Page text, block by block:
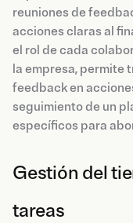
reuniones de
acciones claras al
el rol de cada
la empresa, permite
feedback en
seguimiento de un
específicos para
Gestión del
tareas